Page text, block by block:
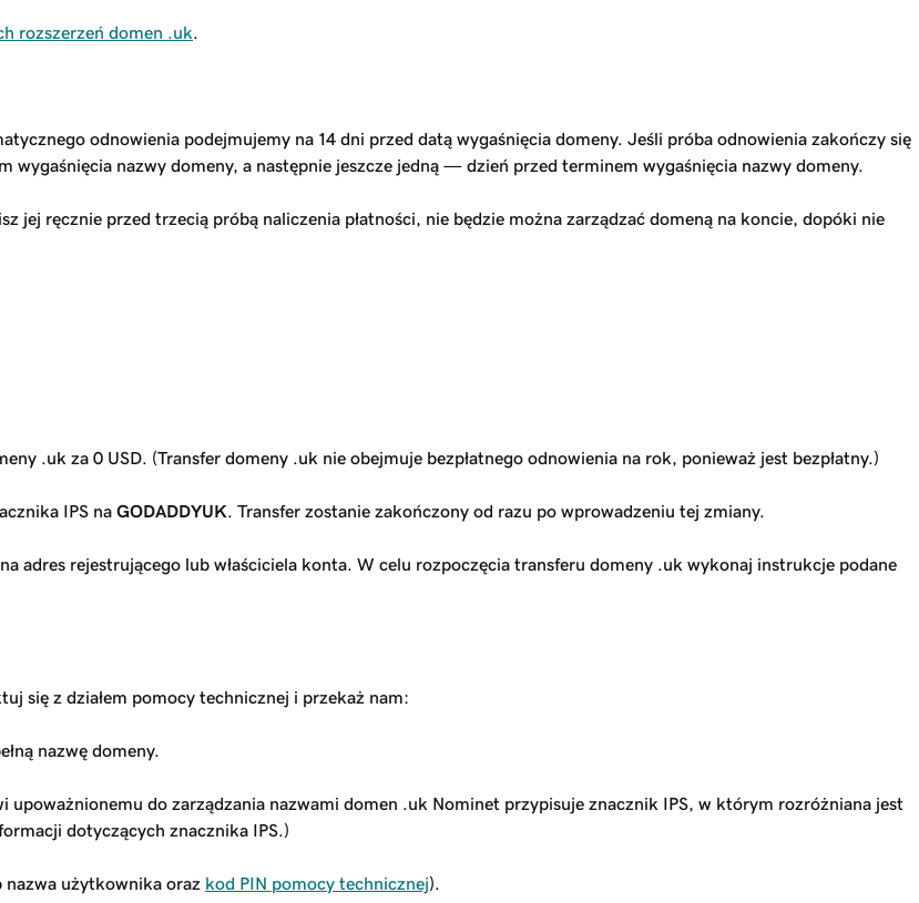
rozszerzeń domen .uk
odnowienia podejmujemy na 14 dni przed datą wygaśnięcia domeny. Jeśli próba odnowienia zakończy się
nazwy domeny, a następnie jeszcze jedną — dzień przed terminem wygaśnięcia nazwy domeny.
jej ręcznie przed trzecią próbą naliczenia płatności, nie będzie można zarządzać domeną na koncie, dopóki nie
.uk za 0 USD. (Transfer domeny .uk nie obejmuje bezpłatnego odnowienia na rok, ponieważ jest bezpłatny.)
IPS na GODADDYUK . Transfer zostanie zakończony od razu po wprowadzeniu tej zmiany.
adres rejestrującego lub właściciela konta. W celu rozpoczęcia transferu domeny .uk wykonaj instrukcje podane
się z działem pomocy technicznej i przekaż nam:
nazwę domeny.
do zarządzania nazwami domen .uk Nominet przypisuje znacznik IPS, w którym rozróżniana jest
dotyczących znacznika IPS.)
użytkownika oraz kod PIN pomocy technicznej).